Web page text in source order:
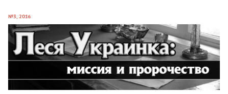
№3, 2016